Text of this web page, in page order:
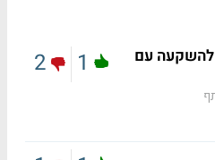
להשקעה עם
1
2